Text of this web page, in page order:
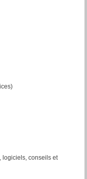
logiciels, conseils et